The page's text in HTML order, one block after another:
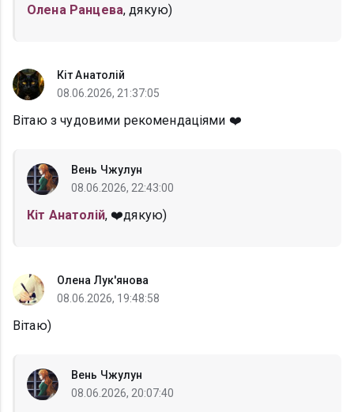
Олена Ранцева, дякую)
Кіт Анатолій
08.06.2026, 21:37:05
Вітаю з чудовими рекомендаціями ❤️
Вень Чжулун
08.06.2026, 22:43:00
Кіт Анатолій, ❤️дякую)
Олена Лук'янова
08.06.2026, 19:48:58
Вітаю)
Вень Чжулун
08.06.2026, 20:07:40